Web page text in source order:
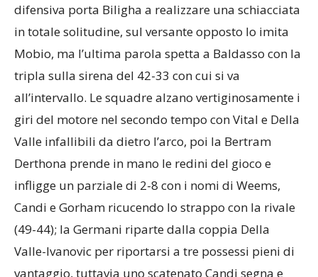
difensiva porta Biligha a realizzare una schiacciata
in totale solitudine, sul versante opposto lo imita
Mobio, ma l’ultima parola spetta a Baldasso con la
tripla sulla sirena del 42-33 con cui si va
all’intervallo. Le squadre alzano vertiginosamente i
giri del motore nel secondo tempo con Vital e Della
Valle infallibili da dietro l’arco, poi la Bertram
Derthona prende in mano le redini del gioco e
infligge un parziale di 2-8 con i nomi di Weems,
Candi e Gorham ricucendo lo strappo con la rivale
(49-44); la Germani riparte dalla coppia Della
Valle-Ivanovic per riportarsi a tre possessi pieni di
vantaggio, tuttavia uno scatenato Candi segna e